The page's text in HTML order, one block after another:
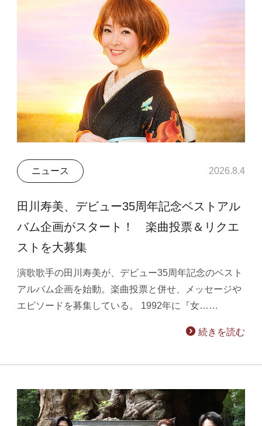
ニュース 2026.8.4
田川寿美、デビュー35周年記念ベストアル
バム企画がスタート！ 楽曲投票＆リクエ
ストを大募集
演歌歌手の田川寿美が、デビュー35周年記念のベスト
アルバム企画を始動。楽曲投票と併せ、メッセージや
エピソードを募集している。 1992年に『女……
続きを読む